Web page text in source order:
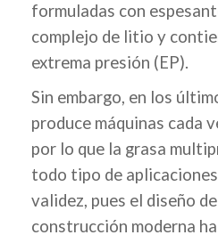
formuladas con
complejo de litio y
extrema presión (EP).
Sin embargo, en los
produce máquinas cada
por lo que la grasa
todo tipo de
validez, pues el diseño
construcción moderna